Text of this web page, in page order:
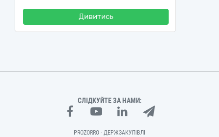
Дивитись
СЛІДКУЙТЕ ЗА НАМИ:
PROZORRO - ДЕРЖЗАКУПІВЛІ